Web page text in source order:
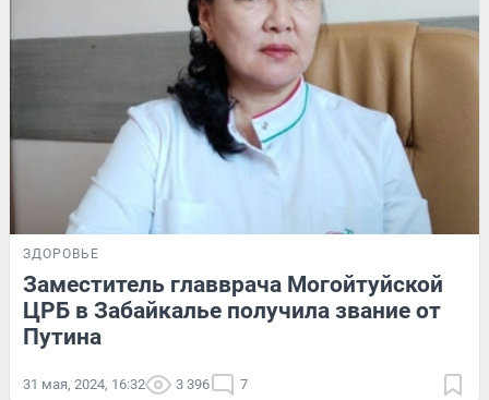
ЗДОРОВЬЕ
Заместитель главврача Могойтуйской
ЦРБ в Забайкалье получила звание от
Путина
31 мая, 2024, 16:32 3 396 7